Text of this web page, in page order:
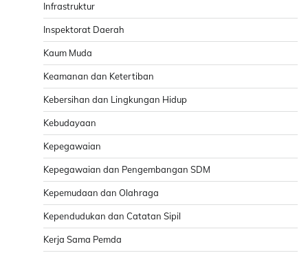
Infrastruktur
Inspektorat Daerah
Kaum Muda
Keamanan dan Ketertiban
Kebersihan dan Lingkungan Hidup
Kebudayaan
Kepegawaian
Kepegawaian dan Pengembangan SDM
Kepemudaan dan Olahraga
Kependudukan dan Catatan Sipil
Kerja Sama Pemda